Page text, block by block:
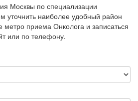
Москвы по специализации
уточнить наиболее удобный район
приема Онколога и записаться
или по телефону.